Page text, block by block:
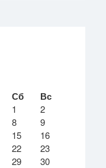
Сб Вс
1
2
8
9
15
16
22
23
29
30